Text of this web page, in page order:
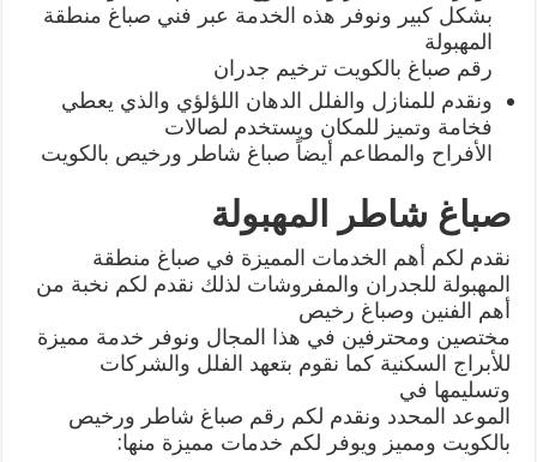
بشكل كبير ونوفر هذه الخدمة عبر فني صباغ منطقة
المهبولة
رقم صباغ بالكويت ترخيم جدران
ونقدم للمنازل والفلل الدهان اللؤلؤي والذي يعطي
فخامة وتميز للمكان ويستخدم لصالات
الأفراح والمطاعم أيضاً صباغ شاطر ورخيص بالكويت
صباغ شاطر المهبولة
نقدم لكم أهم الخدمات المميزة في صباغ منطقة
المهبولة للجدران والمفروشات لذلك نقدم لكم نخبة من
أهم الفنين وصباغ رخيص
مختصين ومحترفين في هذا المجال ونوفر خدمة مميزة
للأبراج السكنية كما نقوم بتعهد الفلل والشركات
وتسليمها في
الموعد المحدد ونقدم لكم رقم صباغ شاطر ورخيص
بالكويت ومميز ويوفر لكم خدمات مميزة منها: